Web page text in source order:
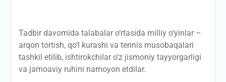
Tadbir davomida talabalar o‘rtasida milliy o‘yinlar –
arqon tortish, qo‘l kurashi va tennis musobaqalari
tashkil etilib, ishtirokchilar o‘z jismoniy tayyorgarligi
va jamoaviy ruhini namoyon etdilar.